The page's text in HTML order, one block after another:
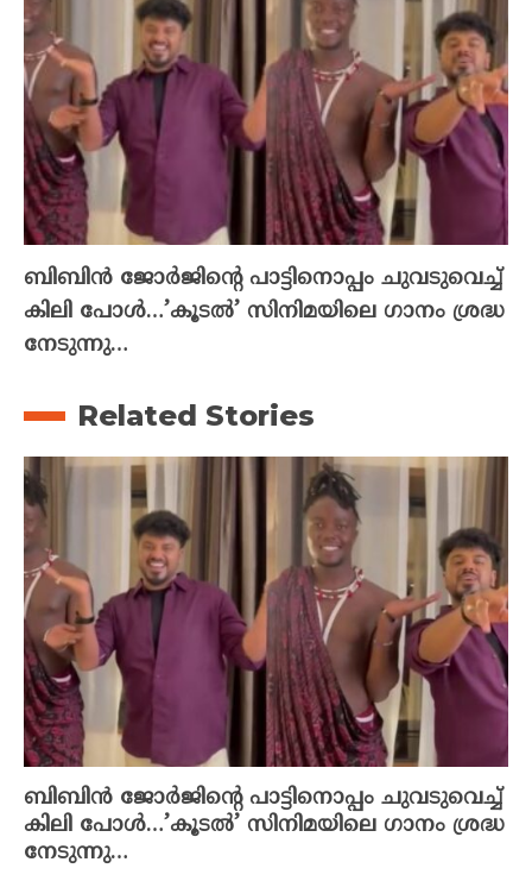
ബിബിൻ ജോർജിന്റെ പാട്ടിനൊപ്പം ചുവടുവെച്ച്
കിലി പോൾ…’കൂടൽ’ സിനിമയിലെ ഗാനം ശ്രദ്ധ
നേടുന്നു…
Related Stories
ബിബിൻ ജോർജിന്റെ പാട്ടിനൊപ്പം ചുവടുവെച്ച്
കിലി പോൾ…’കൂടൽ’ സിനിമയിലെ ഗാനം ശ്രദ്ധ
നേടുന്നു…